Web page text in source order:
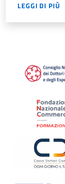
LEGGI DI PIÙ
SU CIRCOLARI